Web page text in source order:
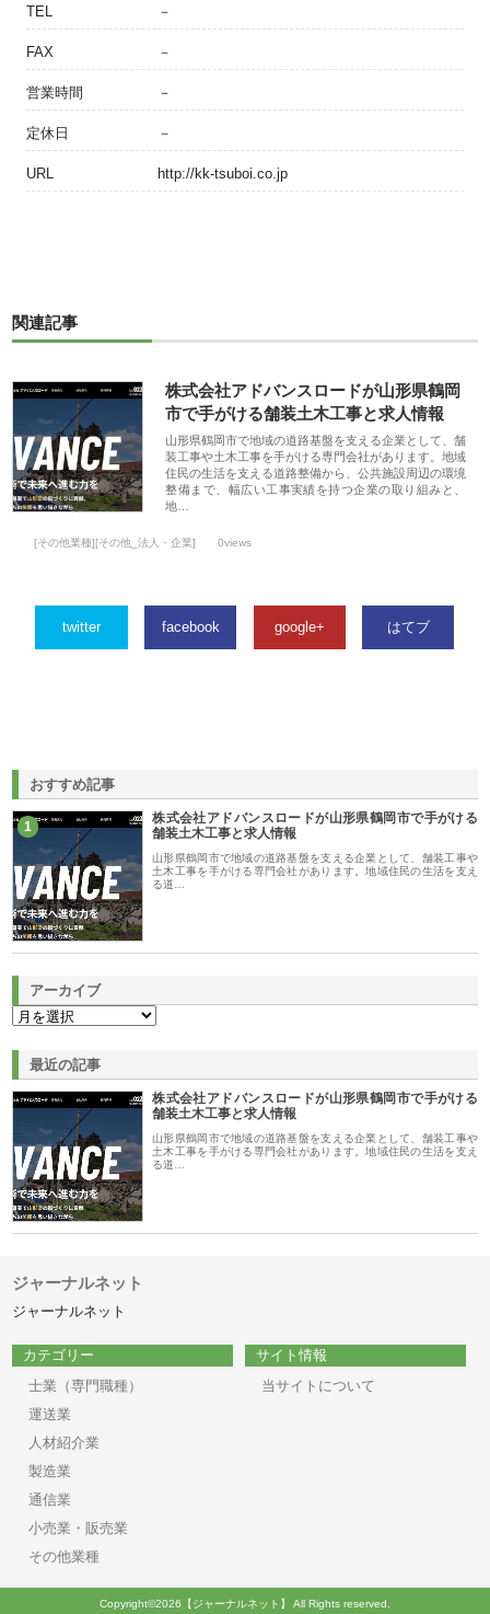
TEL －
FAX －
営業時間 －
定休日 －
URL http://kk-tsuboi.co.jp
関連記事
株式会社アドバンスロードが山形県鶴岡
市で手がける舗装土木工事と求人情報
山形県鶴岡市で地域の道路基盤を支える企業として、舗
装工事や土木工事を手がける専門会社があります。地域
住民の生活を支える道路整備から、公共施設周辺の環境
整備まで、幅広い工事実績を持つ企業の取り組みと、
地…
[その他業種][その他_法人・企業] 0views
twitter facebook google+ はてブ
おすすめ記事
1
株式会社アドバンスロードが山形県鶴岡市で手がける
舗装土木工事と求人情報
山形県鶴岡市で地域の道路基盤を支える企業として、舗装工事や
土木工事を手がける専門会社があります。地域住民の生活を支え
る道…
アーカイブ
最近の記事
株式会社アドバンスロードが山形県鶴岡市で手がける
舗装土木工事と求人情報
山形県鶴岡市で地域の道路基盤を支える企業として、舗装工事や
土木工事を手がける専門会社があります。地域住民の生活を支え
る道…
ジャーナルネット
ジャーナルネット
カテゴリー
士業（専門職種）
運送業
人材紹介業
製造業
通信業
小売業・販売業
その他業種
サイト情報
当サイトについて
Copyright©2026【ジャーナルネット】 All Rights reserved.